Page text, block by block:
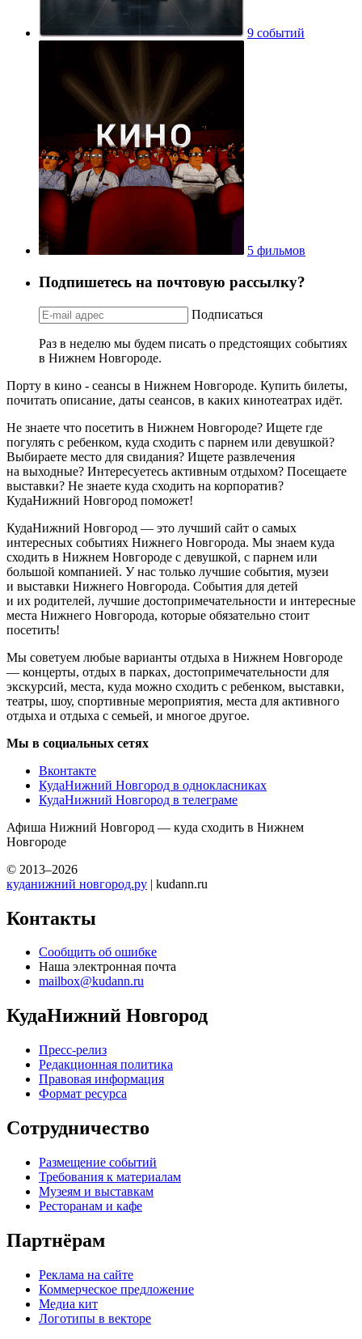
9 событий
5 фильмов
Подпишетесь на почтовую рассылку?
Подписаться
Раз в неделю мы будем писать о предстоящих событиях
в Нижнем Новгороде.
Порту в кино - сеансы в Нижнем Новгороде. Купить билеты,
почитать описание, даты сеансов, в каких кинотеатрах идёт.
Не знаете что посетить в Нижнем Новгороде? Ищете где
погулять с ребенком, куда сходить с парнем или девушкой?
Выбираете место для свидания? Ищете развлечения
на выходные? Интересуетесь активным отдыхом? Посещаете
выставки? Не знаете куда сходить на корпоратив?
КудаНижний Новгород поможет!
КудаНижний Новгород — это лучший сайт о самых
интересных событиях Нижнего Новгорода. Мы знаем куда
сходить в Нижнем Новгороде с девушкой, с парнем или
большой компанией. У нас только лучшие события, музеи
и выставки Нижнего Новгорода. События для детей
и их родителей, лучшие достопримечательности и интересные
места Нижнего Новгорода, которые обязательно стоит
посетить!
Мы советуем любые варианты отдыха в Нижнем Новгороде
— концерты, отдых в парках, достопримечательности для
экскурсий, места, куда можно сходить с ребенком, выставки,
театры, шоу, спортивные мероприятия, места для активного
отдыха и отдыха с семьей, и многое другое.
Мы в социальных сетях
Вконтакте
КудаНижний Новгород в однокласниках
КудаНижний Новгород в телеграме
Афиша Нижний Новгород — куда сходить в Нижнем
Новгороде
© 2013–2026
куданижний новгород.ру | kudann.ru
Контакты
Сообщить об ошибке
Наша электронная почта
mailbox@kudann.ru
КудаНижний Новгород
Пресс-релиз
Редакционная политика
Правовая информация
Формат ресурса
Сотрудничество
Размещение событий
Требования к материалам
Музеям и выставкам
Ресторанам и кафе
Партнёрам
Реклама на сайте
Коммерческое предложение
Медиа кит
Логотипы в векторе